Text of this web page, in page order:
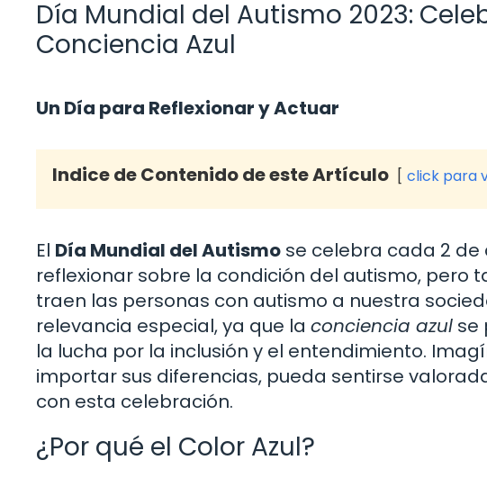
Día Mundial del Autismo 2023:
Conciencia Azul
Un Día para Reflexionar y Actuar
Indice de Contenido de este Artículo click para
El Día Mundial del Autismo se celebra cada 2 de
reflexionar sobre la condición del autismo, pero
traen las personas con autismo a nuestra
relevancia especial, ya que la conciencia azul se
la lucha por la inclusión y el entendimiento.
importar sus diferencias, pueda sentirse
con esta celebración.
¿Por qué el Color Azul?